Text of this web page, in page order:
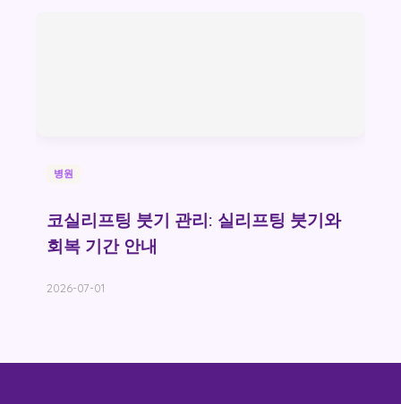
병원
코실리프팅 붓기 관리: 실리프팅 붓기와
회복 기간 안내
2026-07-01